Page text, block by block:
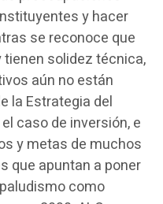
y hacer
se reconoce que
solidez técnica,
aún no están
la Estrategia del
caso de inversión, e
y metas de muchos
que apuntan a poner
como